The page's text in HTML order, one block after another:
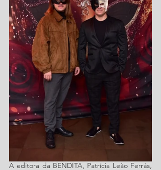
A editora da BENDITA, Patrícia Leão Ferrás,